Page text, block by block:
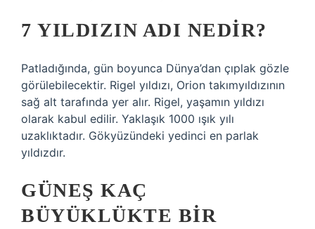
7 YILDIZIN ADI NEDIR?
Patladığında, gün boyunca Dünya’dan çıplak gözle
görülebilecektir. Rigel yıldızı, Orion takımyıldızının
sağ alt tarafında yer alır. Rigel, yaşamın yıldızı
olarak kabul edilir. Yaklaşık 1000 ışık yılı
uzaklıktadır. Gökyüzündeki yedinci en parlak
yıldızdır.
GÜNEŞ KAÇ
BÜYÜKLÜKTE BIR